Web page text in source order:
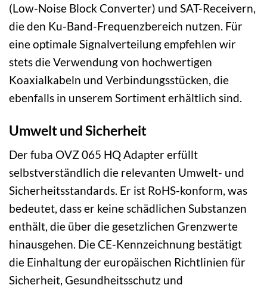
(Low-Noise Block Converter) und SAT-Receivern,
die den Ku-Band-Frequenzbereich nutzen. Für
eine optimale Signalverteilung empfehlen wir
stets die Verwendung von hochwertigen
Koaxialkabeln und Verbindungsstücken, die
ebenfalls in unserem Sortiment erhältlich sind.
Umwelt und Sicherheit
Der fuba OVZ 065 HQ Adapter erfüllt
selbstverständlich die relevanten Umwelt- und
Sicherheitsstandards. Er ist RoHS-konform, was
bedeutet, dass er keine schädlichen Substanzen
enthält, die über die gesetzlichen Grenzwerte
hinausgehen. Die CE-Kennzeichnung bestätigt
die Einhaltung der europäischen Richtlinien für
Sicherheit, Gesundheitsschutz und